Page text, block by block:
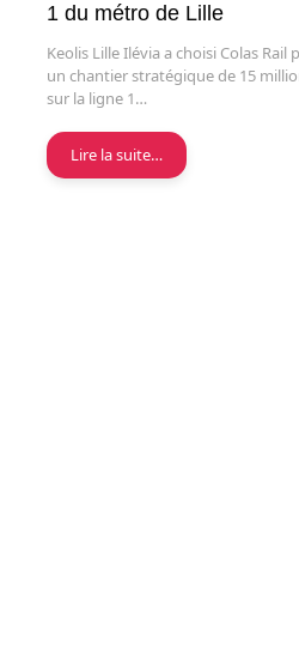
1 du métro de Lille
Keolis Lille Ilévia a choisi Colas Rail
un chantier stratégique de 15
sur la ligne 1…
Lire la suite…